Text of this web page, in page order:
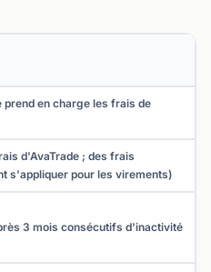
prend en charge les frais de
d'AvaTrade ; des frais
s'appliquer pour les virements)
3 mois consécutifs d'inactivité